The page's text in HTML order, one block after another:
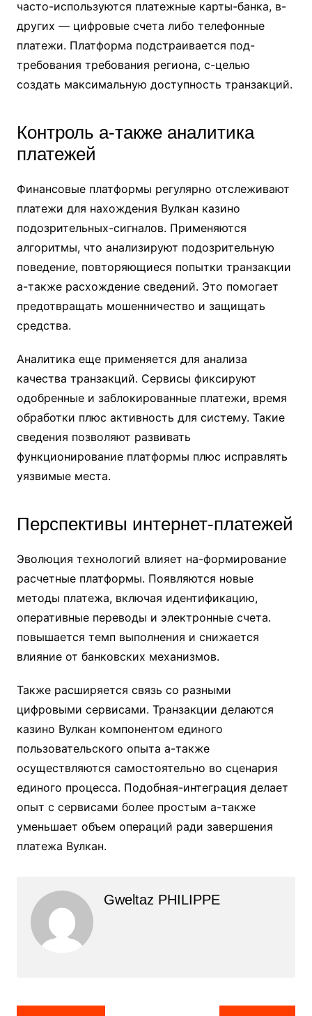
часто-используются платежные карты-банка, в-
других — цифровые счета либо телефонные
платежи. Платформа подстраивается под-
требования требования региона, с-целью
создать максимальную доступность транзакций.
Контроль а-также аналитика
платежей
Финансовые платформы регулярно отслеживают
платежи для нахождения Вулкан казино
подозрительных-сигналов. Применяются
алгоритмы, что анализируют подозрительную
поведение, повторяющиеся попытки транзакции
а-также расхождение сведений. Это помогает
предотвращать мошенничество и защищать
средства.
Аналитика еще применяется для анализа
качества транзакций. Сервисы фиксируют
одобренные и заблокированные платежи, время
обработки плюс активность для систему. Такие
сведения позволяют развивать
функционирование платформы плюс исправлять
уязвимые места.
Перспективы интернет-платежей
Эволюция технологий влияет на-формирование
расчетные платформы. Появляются новые
методы платежа, включая идентификацию,
оперативные переводы и электронные счета.
повышается темп выполнения и снижается
влияние от банковских механизмов.
Также расширяется связь со разными
цифровыми сервисами. Транзакции делаются
казино Вулкан компонентом единого
пользовательского опыта а-также
осуществляются самостоятельно во сценария
единого процесса. Подобная-интеграция делает
опыт с сервисами более простым а-также
уменьшает объем операций ради завершения
платежа Вулкан.
Gweltaz PHILIPPE